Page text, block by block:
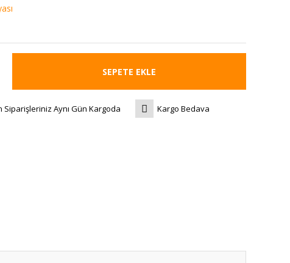
SEPETE EKLE
Siparişleriniz Aynı Gün Kargoda Kargo Bedava